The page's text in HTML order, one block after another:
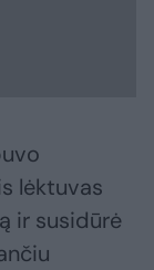
lėktuvas
ir susidūrė